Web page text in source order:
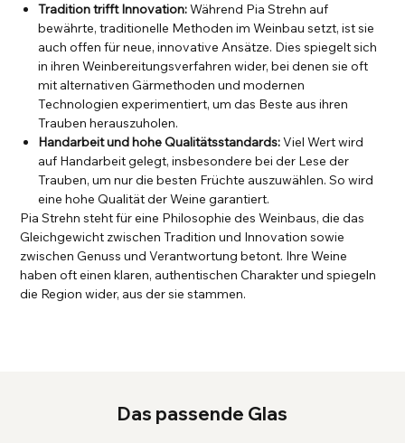
Das passende Glas
Tradition trifft Innovation:Während Pia Strehn auf
bewährte, traditionelle Methoden im Weinbau setzt, ist sie
auch offen für neue, innovative Ansätze. Dies spiegelt sich
in ihren Weinbereitungsverfahren wider, bei denen sie oft
mit alternativen Gärmethoden und modernen
Technologien experimentiert, um das Beste aus ihren
Trauben herauszuholen.
Handarbeit und hohe Qualitätsstandards:Viel Wert wird
auf Handarbeit gelegt, insbesondere bei der Lese der
Trauben, um nur die besten Früchte auszuwählen. So wird
eine hohe Qualität der Weine garantiert.
Pia Strehn steht für eine Philosophie des Weinbaus, die das
Gleichgewicht zwischen Tradition und Innovation sowie
zwischen Genuss und Verantwortung betont. Ihre Weine
haben oft einen klaren, authentischen Charakter und spiegeln
die Region wider, aus der sie stammen.